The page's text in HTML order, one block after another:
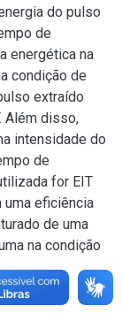
do pulso
de
energética na
condição de
extraído
Além disso,
intensidade do
de
for EIT
uma eficiência
de uma
na condição